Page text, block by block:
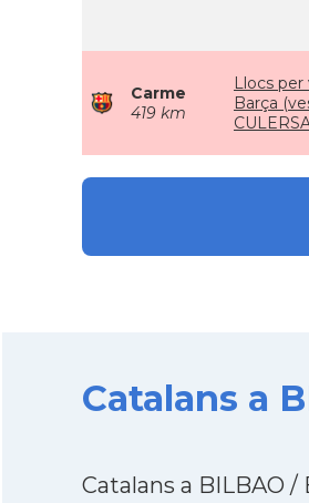
Carme
419 km
Llocs per
Barça
Catalans a
Catalans a BILBAO